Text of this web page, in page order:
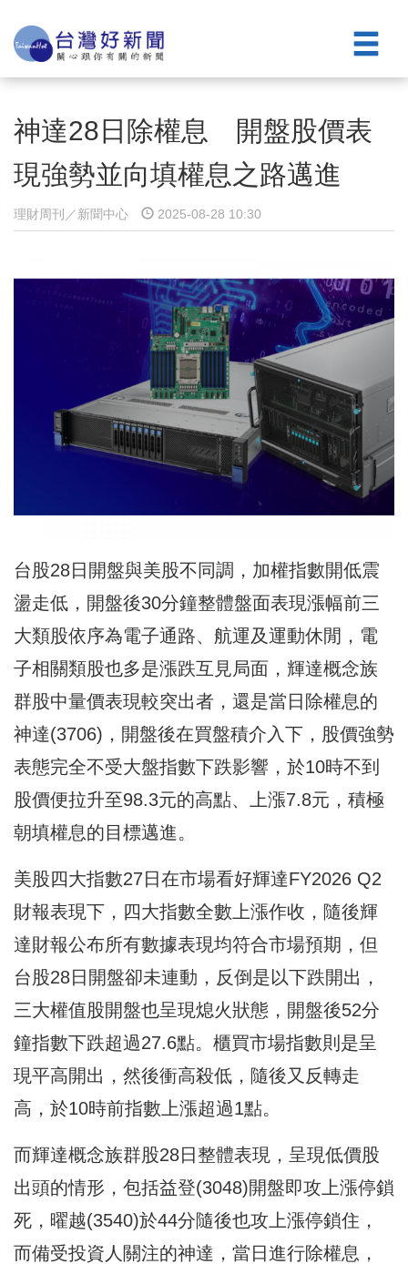
神達28日除權息 開盤股價表
現強勢並向填權息之路邁進
理財周刊／新聞中心 2025-08-28 10:30
台股28日開盤與美股不同調，加權指數開低震
盪走低，開盤後30分鐘整體盤面表現漲幅前三
大類股依序為電子通路、航運及運動休閒，電
子相關類股也多是漲跌互見局面，輝達概念族
群股中量價表現較突出者，還是當日除權息的
神達(3706)，開盤後在買盤積介入下，股價強勢
表態完全不受大盤指數下跌影響，於10時不到
股價便拉升至98.3元的高點、上漲7.8元，積極
朝填權息的目標邁進。
美股四大指數27日在市場看好輝達FY2026 Q2
財報表現下，四大指數全數上漲作收，隨後輝
達財報公布所有數據表現均符合市場預期，但
台股28日開盤卻未連動，反倒是以下跌開出，
三大權值股開盤也呈現熄火狀態，開盤後52分
鐘指數下跌超過27.6點。櫃買市場指數則是呈
現平高開出，然後衝高殺低，隨後又反轉走
高，於10時前指數上漲超過1點。
而輝達概念族群股28日整體表現，呈現低價股
出頭的情形，包括益登(3048)開盤即攻上漲停鎖
死，曜越(3540)於44分隨後也攻上漲停鎖住，
而備受投資人關注的神達，當日進行除權息，